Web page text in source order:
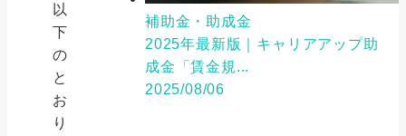
以
下
の
と
お
り
補助金・助成金
2025年最新版｜キャリアアップ助
成金「賃金規...
2025/08/06